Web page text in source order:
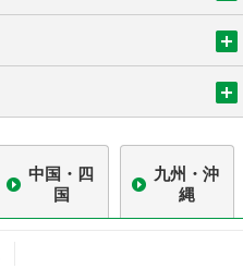
中国・四
国
九州・沖
縄